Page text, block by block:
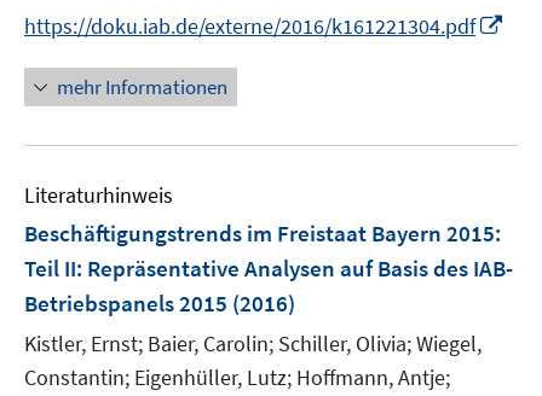
https://doku.iab.de/externe/2016/k161221304.pdf
u
n
mehr Informationen
Literaturhinweis
Beschäftigungstrends im Freistaat Bayern 2015:
Teil II: Repräsentative Analysen auf Basis des IAB-
Betriebspanels 2015 (2016)
Kistler, Ernst; Baier, Carolin; Schiller, Olivia;Wiegel,
Constantin; Eigenhüller, Lutz; Hoffmann, Antje;